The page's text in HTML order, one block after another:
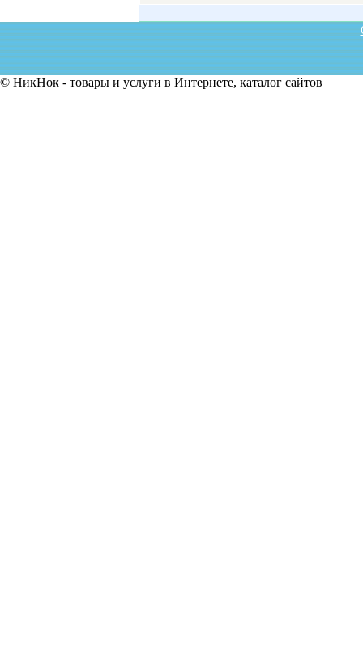
© НикНок - товары и услуги в Интернете, каталог сайтов